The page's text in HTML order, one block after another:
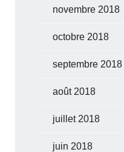
novembre 2018
octobre 2018
septembre 2018
août 2018
juillet 2018
juin 2018